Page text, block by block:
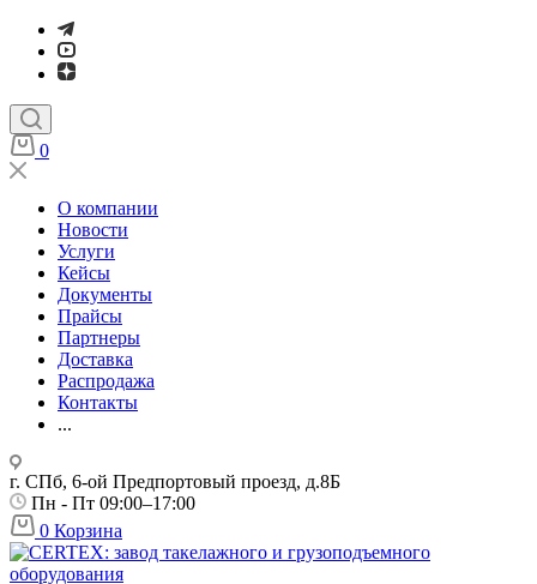
0
О компании
Новости
Услуги
Кейсы
Документы
Прайсы
Партнеры
Доставка
Распродажа
Контакты
...
г. СПб, 6-ой Предпортовый проезд, д.8Б
Пн - Пт 09:00–17:00
0 Корзина